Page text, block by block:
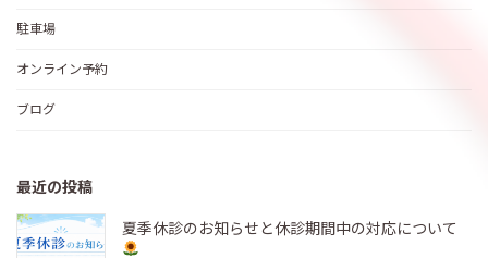
駐車場
オンライン予約
ブログ
最近の投稿
夏季休診のお知らせと休診期間中の対応について